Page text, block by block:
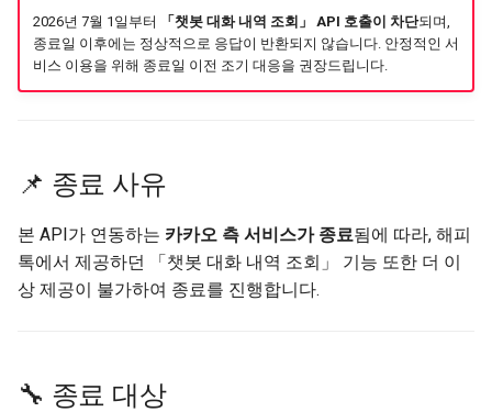
파일 업로드
코드 정의
2026년 7월 1일부터 「챗봇 대화 내역 조회」 API 호출이 차단되며,
종료일 이후에는 정상적으로 응답이 반환되지 않습니다. 안정적인 서
비스 이용을 위해 종료일 이전 조기 대응을 권장드립니다.
📌 종료 사유
본 API가 연동하는 카카오 측 서비스가 종료됨에 따라, 해피
톡에서 제공하던 「챗봇 대화 내역 조회」 기능 또한 더 이
상 제공이 불가하여 종료를 진행합니다.
🔧 종료 대상